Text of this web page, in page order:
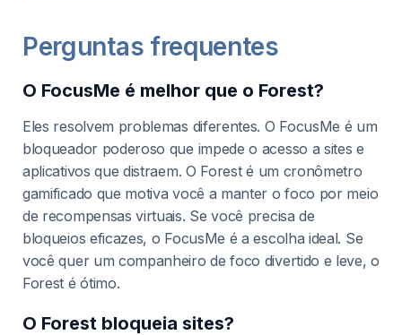
Perguntas frequentes
O FocusMe é melhor que o Forest?
Eles resolvem problemas diferentes. O FocusMe é um
bloqueador poderoso que impede o acesso a sites e
aplicativos que distraem. O Forest é um cronômetro
gamificado que motiva você a manter o foco por meio
de recompensas virtuais. Se você precisa de
bloqueios eficazes, o FocusMe é a escolha ideal. Se
você quer um companheiro de foco divertido e leve, o
Forest é ótimo.
O Forest bloqueia sites?